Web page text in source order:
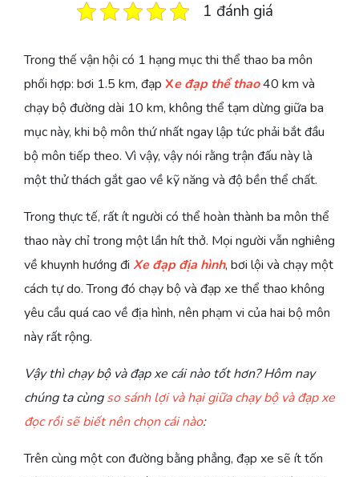
1 đánh giá
Trong thế vận hội có 1 hạng mục thi thể thao ba môn
phối hợp: bơi 1.5 km, đạp Xe đạp thể thao40 km và
chạy bộ đường dài 10 km, không thể tạm dừng giữa ba
mục này, khi bộ môn thứ nhất ngay lập tức phải bắt đầu
bộ môn tiếp theo. Vì vậy, vậy nói rằng trận đấu này là
một thử thách gắt gao về kỹ năng và độ bền thể chất.
Trong thực tế, rất ít người có thể hoàn thành ba môn thể
thao này chỉ trong một lần hít thở. Mọi người vẫn nghiêng
về khuynh hướng đi Xe đạp địa hình, bơi lội và chạy một
cách tự do. Trong đó chạy bộ và đạp xe thể thao không
yêu cầu quá cao về địa hình, nên phạm vi của hai bộ môn
này rất rộng.
Vậy thì chạy bộ và đạp xe cái nào tốt hơn? Hôm nay
chúng ta cùngso sánh lợi và hại giữa chạy bộ và đạp xe
đọc rồi sẽ biết nên chọn cái nào:
Trên cùng một con đường bằng phẳng, đạp xe sẽ ít tốn